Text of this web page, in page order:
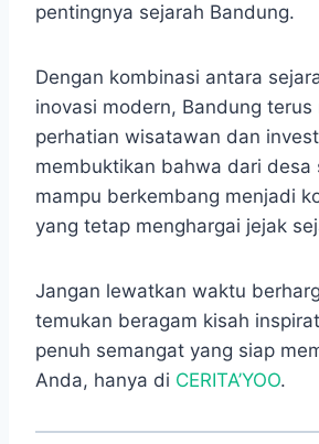
pentingnya sejarah Bandung.
Dengan kombinasi antara
inovasi modern, Bandung terus
perhatian wisatawan dan
membuktikan bahwa dari desa
mampu berkembang menjadi
yang tetap menghargai jejak
Jangan lewatkan waktu
temukan beragam kisah
penuh semangat yang siap
Anda, hanya di CERITA’YOO.